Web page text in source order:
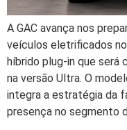
A GAC avança nos
veículos eletrificados no
híbrido plug-in que será
na versão Ultra. O
integra a estratégia da
presença no segmento